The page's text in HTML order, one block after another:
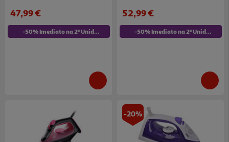
47,99 €
-50% Imediato na 2ª Unidade
52,99 €
-50% Imediato na 2ª Unidade
-20%